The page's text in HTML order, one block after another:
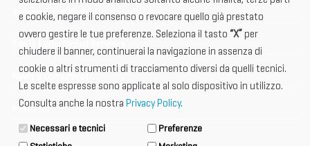
International Club
Tax & Legal Global Services
News e Comunicati
Media Kit
e cookie, negare il consenso o revocare quello già prestato
ovvero gestire le tue preferenze. Seleziona il tasto “X” per
chiudere il banner, continuerai la navigazione in assenza di
cookie o altri strumenti di tracciamento diversi da quelli tecnici.
Le scelte espresse sono applicate al solo dispositivo in utilizzo.
Consulta anche la nostra Privacy Policy.
Necessari e tecnici
Preferenze